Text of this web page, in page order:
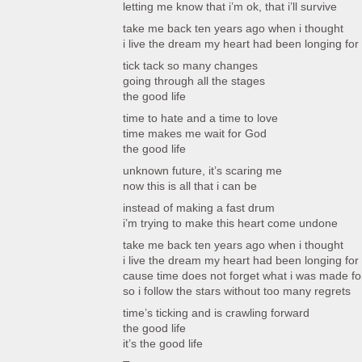
letting me know that i’m ok, that i’ll survive
take me back ten years ago when i thought
i live the dream my heart had been longing for
tick tack so many changes
going through all the stages
the good life
time to hate and a time to love
time makes me wait for God
the good life
unknown future, it’s scaring me
now this is all that i can be
instead of making a fast drum
i’m trying to make this heart come undone
take me back ten years ago when i thought
i live the dream my heart had been longing for
cause time does not forget what i was made
so i follow the stars without too many regrets
time’s ticking and is crawling forward
the good life
it’s the good life